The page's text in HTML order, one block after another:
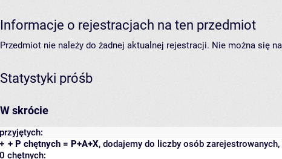
Informacje o rejestracjach na ten przedmiot
Przedmiot nie należy do żadnej aktualnej rejestracji. Nie można się
Statystyki próśb
W skrócie
przyjętych:
+ P chętnych = P+A+X, dodajemy do liczby osób
+
0 chętnych: